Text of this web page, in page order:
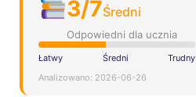
3/7Średni
Odpowiedni dla ucznia
Łatwy Średni
Trudny
Analizowano: 2026-06-26